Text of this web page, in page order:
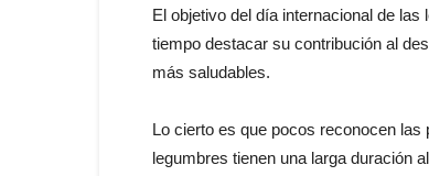
El objetivo del día internacional de
tiempo destacar su contribución al
más saludables.
Lo cierto es que pocos reconocen
legumbres tienen una larga duración